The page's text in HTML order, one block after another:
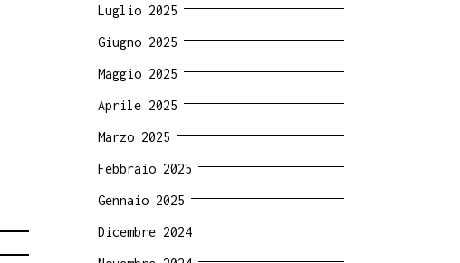
Luglio 2025
Giugno 2025
Maggio 2025
Aprile 2025
Marzo 2025
Febbraio 2025
Gennaio 2025
Dicembre 2024